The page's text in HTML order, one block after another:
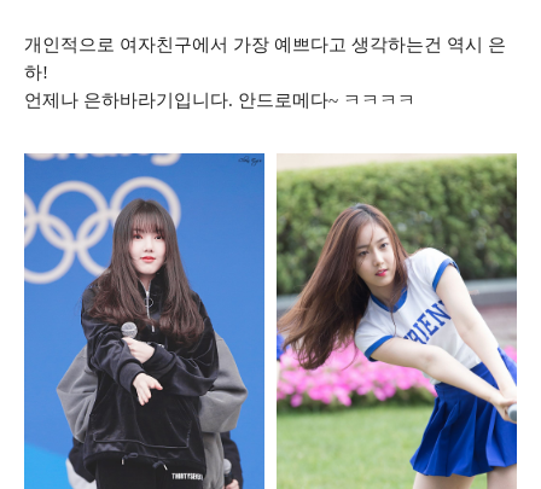
개인적으로 여자친구에서 가장 예쁘다고 생각하는건 역시 은
하!
언제나 은하바라기입니다. 안드로메다~ ㅋㅋㅋㅋ